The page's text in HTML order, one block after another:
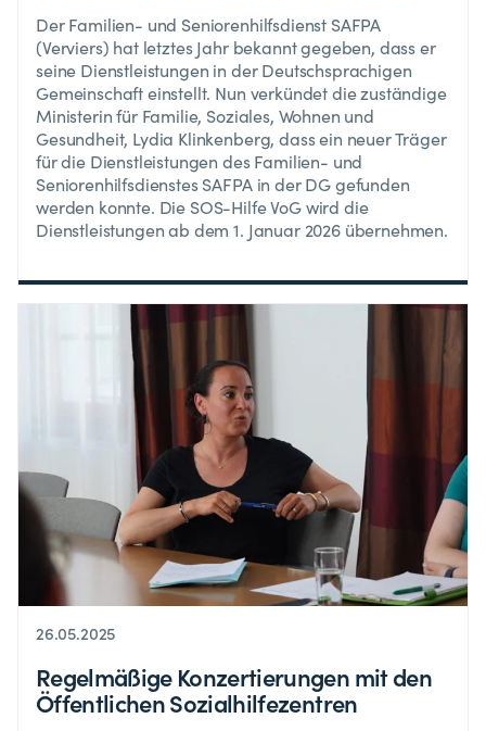
Der Familien- und Seniorenhilfsdienst SAFPA
(Verviers) hat letztes Jahr bekannt gegeben, dass er
seine Dienstleistungen in der Deutschsprachigen
Gemeinschaft einstellt. Nun verkündet die zuständige
Ministerin für Familie, Soziales, Wohnen und
Gesundheit, Lydia Klinkenberg, dass ein neuer Träger
für die Dienstleistungen des Familien- und
Seniorenhilfsdienstes SAFPA in der DG gefunden
werden konnte. Die SOS-Hilfe VoG wird die
Dienstleistungen ab dem 1. Januar 2026 übernehmen.
26.05.2025
Regelmäßige Konzertierungen mit den
Öffentlichen Sozialhilfezentren